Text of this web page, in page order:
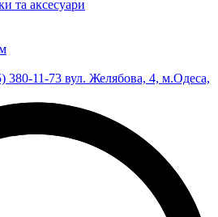
та аксесуари
380-11-73 вул. Желябова, 4, м.Одеса,